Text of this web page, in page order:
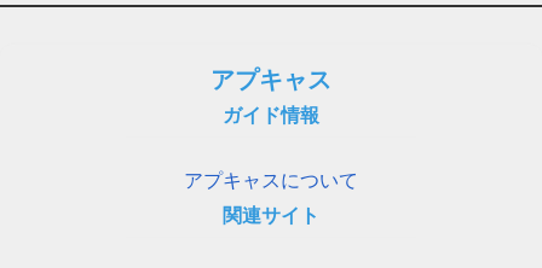
アプキャス
ガイド情報
アプキャスについて
関連サイト